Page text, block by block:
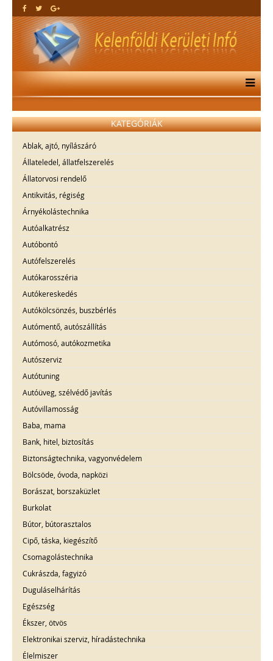
KATEGÓRIÁK
Ablak, ajtó, nyílászáró
Állateledel, állatfelszerelés
Állatorvosi rendelő
Antikvitás, régiség
Árnyékolástechnika
Autóalkatrész
Autóbontó
Autófelszerelés
Autókarosszéria
Autókereskedés
Autókölcsönzés, buszbérlés
Autómentő, autószállítás
Autómosó, autókozmetika
Autószerviz
Autótuning
Autóüveg, szélvédő javítás
Autóvillamosság
Baba, mama
Bank, hitel, biztosítás
Biztonságtechnika, vagyonvédelem
Bölcsöde, óvoda, napközi
Borászat, borszaküzlet
Burkolat
Bútor, bútorasztalos
Cipő, táska, kiegészítő
Csomagolástechnika
Cukrászda, fagyizó
Duguláselhárítás
Egészség
Ékszer, ötvös
Elektronikai szerviz, híradástechnika
Élelmiszer